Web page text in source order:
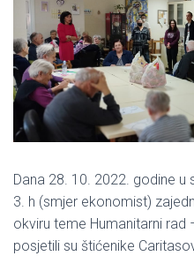
Dana 28. 10. 2022. godine
3. h (smjer ekonomist)
okviru teme Humanitarni rad
posjetili su štićenike